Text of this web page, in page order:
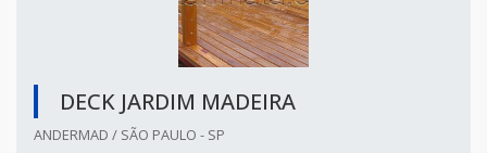
DECK JARDIM MADEIRA
ANDERMAD / SÃO PAULO - SP